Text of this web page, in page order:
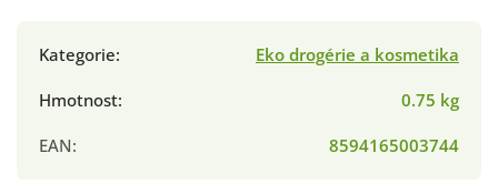
Kategorie:
Eko drogérie a kosmetika
Hmotnost:
0.75 kg
EAN: 8594165003744